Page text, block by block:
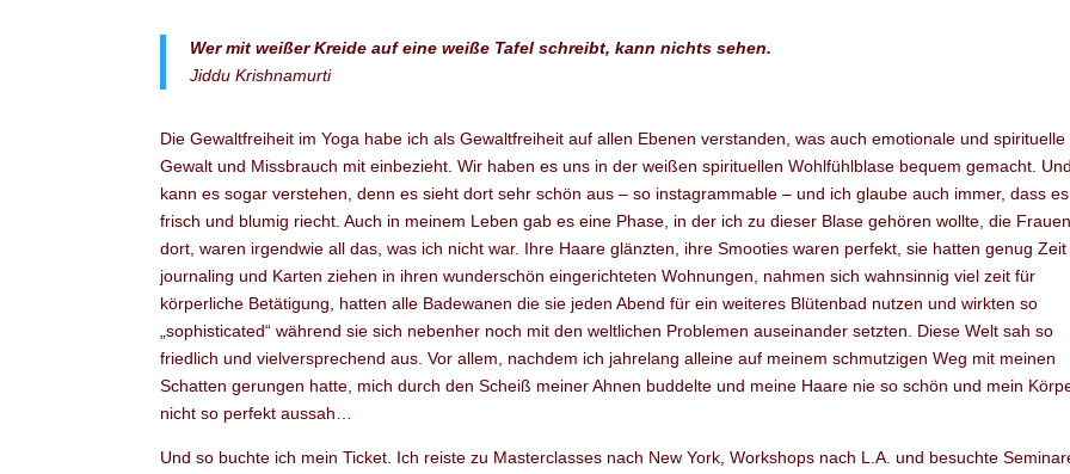
Wer mit weißer Kreide auf eine weiße Tafel schreibt, kann nichts sehen.
Jiddu Krishnamurti
Die Gewaltfreiheit im Yoga habe ich als Gewaltfreiheit auf allen Ebenen verstanden, was auch emotionale und spirituelle
Gewalt und Missbrauch mit einbezieht. Wir haben es uns in der weißen spirituellen Wohlfühlblase bequem gemacht.
kann es sogar verstehen, denn es sieht dort sehr schön aus – so instagrammable – und ich glaube auch immer, dass
frisch und blumig riecht. Auch in meinem Leben gab es eine Phase, in der ich zu dieser Blase gehören wollte, die Frauen
dort, waren irgendwie all das, was ich nicht war. Ihre Haare glänzten, ihre Smooties waren perfekt, sie hatten genug Zeit
journaling und Karten ziehen in ihren wunderschön eingerichteten Wohnungen, nahmen sich wahnsinnig viel zeit für
körperliche Betätigung, hatten alle Badewanen die sie jeden Abend für ein weiteres Blütenbad nutzen und wirkten so
„sophisticated“ während sie sich nebenher noch mit den weltlichen Problemen auseinander setzten. Diese Welt sah so
friedlich und vielversprechend aus. Vor allem, nachdem ich jahrelang alleine auf meinem schmutzigen Weg mit meinen
Schatten gerungen hatte, mich durch den Scheiß meiner Ahnen buddelte und meine Haare nie so schön und mein
nicht so perfekt aussah…
Und so buchte ich mein Ticket. Ich reiste zu Masterclasses nach New York, Workshops nach L.A. und besuchte